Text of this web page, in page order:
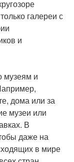
галереи с
и
музеям и
дома или за
музеи или
В
даже на
в мире